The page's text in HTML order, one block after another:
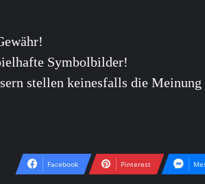
Symbolbilder!
stellen keinesfalls die Meinung
Facebook Pinterest